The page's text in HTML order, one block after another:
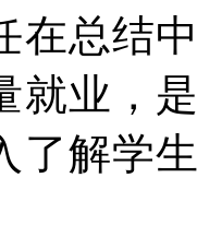
总结中
就业，
了解学